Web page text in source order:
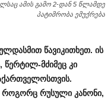
ამის გამო 2-დან 5 წლამდე
პატიმრობა ემუქრება
წავიკითხეთ. ის
წერტილ-მძიმეც კი
რუსული კანონი,